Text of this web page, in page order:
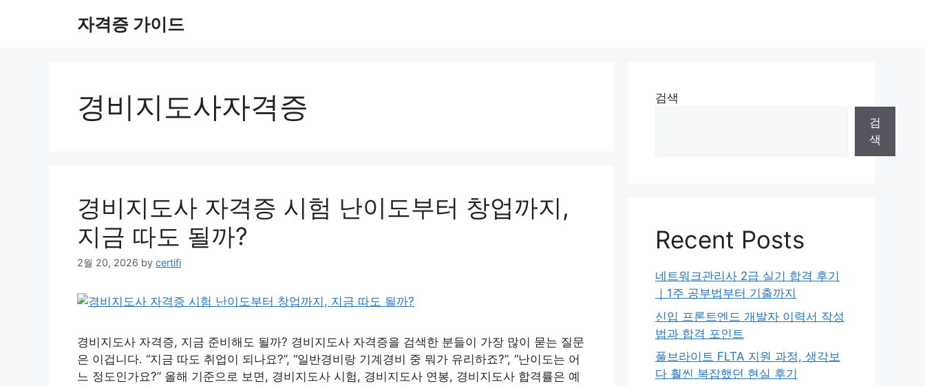
자격증 가이드
경비지도사자격증
경비지도사 자격증 시험 난이도부터 창업까지,
지금 따도 될까?
2월 20, 2026 by certifi
경비지도사 자격증, 지금 준비해도 될까? 경비지도사 자격증을 검색한 분들이 가장 많이 묻는 질문
은 이겁니다. “지금 따도 취업이 되나요?”, “일반경비랑 기계경비 중 뭐가 유리하죠?”, “난이도는 어
느 정도인가요?” 올해 기준으로 보면, 경비지도사 시험, 경비지도사 연봉, 경비지도사 합격률은 예
검색
검
색
Recent Posts
네트워크관리사 2급 실기 합격 후기
｜1주 공부법부터 기출까지
신입 프론트엔드 개발자 이력서 작성
법과 합격 포인트
풀브라이트 FLTA 지원 과정, 생각보
다 훨씬 복잡했던 현실 후기